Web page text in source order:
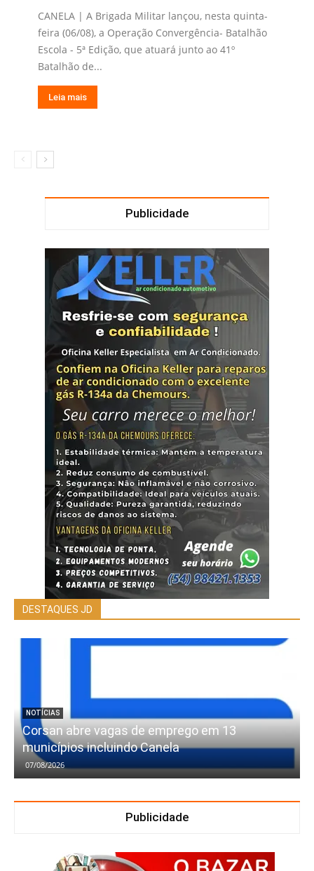
CANELA | A Brigada Militar lançou, nesta quinta-
feira (06/08), a Operação Convergência- Batalhão
Escola - 5ª Edição, que atuará junto ao 41º
Batalhão de...
Leia mais
Publicidade
DESTAQUES JD
NOTÍCIAS
Corsan abre vagas de emprego em 13
municípios incluindo Canela
07/08/2026
Publicidade